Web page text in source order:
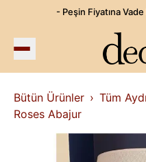
- Peşin Fiyatına
Bütün Ürünler Tüm
Roses Abajur